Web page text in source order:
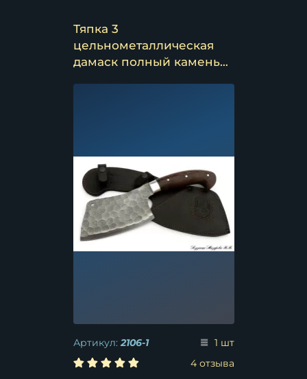
Тяпка 3
цельнометаллическая
дамаск полный камень
Артикул:2106-1
1 шт
4 отзыва